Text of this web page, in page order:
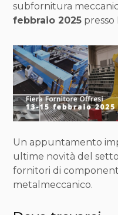
subfornitura
febbraio 2025 presso
Un appuntamento
ultime novità del
fornitori di
metalmeccanico.